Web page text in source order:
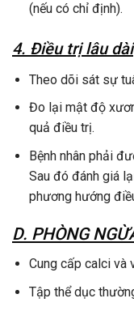
(nếu có chỉ định).
4. Điều trị lâu dài
Theo dõi sát sự
Đo lại mật độ
quả điều trị.
Bệnh nhân phải
Sau đó đánh giá
phương hướng
D. PHÒNG
Cung cấp calci và
Tập thể dục